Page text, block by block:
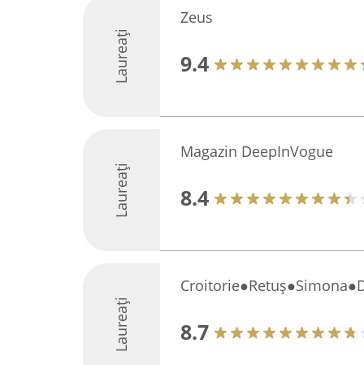
Laureați
Zeus
9.4
Laureați
Magazin DeepInVogue
8.4
Laureați 8.7